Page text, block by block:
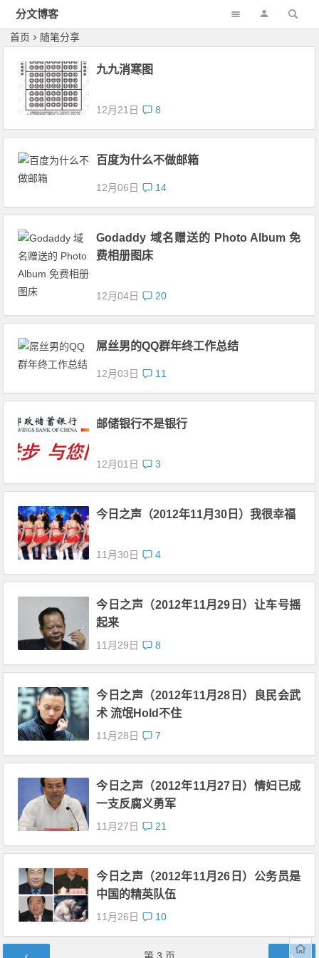
分文博客
首页 随笔分享
九九消寒图
12月21日 8
百度为什么不做邮箱
12月06日 14
Godaddy 域名赠送的 Photo Album 免
费相册图床
12月04日 20
屌丝男的QQ群年终工作总结
12月03日 11
邮储银行不是银行
12月01日 3
今日之声（2012年11月30日）我很幸福
11月30日 4
今日之声（2012年11月29日）让车号摇
起来
11月29日 8
今日之声（2012年11月28日）良民会武
术 流氓Hold不住
11月28日 7
今日之声（2012年11月27日）情妇已成
一支反腐义勇军
11月27日 21
今日之声（2012年11月26日）公务员是
中国的精英队伍
11月26日 10
文章导航